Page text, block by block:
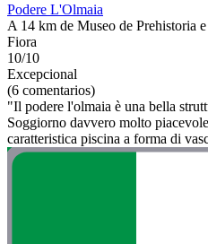
Podere L'Olmaia
A 14 km de Museo de Prehistoria
Fiora
10/10
Excepcional
(6 comentarios)
"Il podere l'olmaia è una bella
Soggiorno davvero molto
caratteristica piscina a forma di